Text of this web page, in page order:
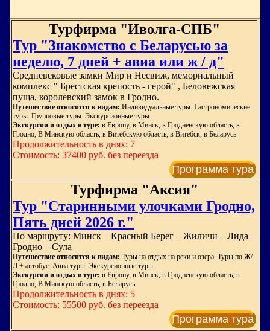
Турфирма "Иволга-СПБ"
Тур "Знакомство с Беларусью за
неделю, 7 дней + авиа или ж / д"
Средневековые замки Мир и Несвиж, мемориальный
комплекс " Брестская крепость - герой" , Беловежская
пуща, королевский замок в Гродно.
Путешествие относится к видам: Индивидуальные туры. Гастрономические
туры. Групповые туры. Экскурсионные туры.
Экскурсии и отдых в туре: в Европу, в Минск, в Гродненскую область, в
Гродно, В Минскую область, в Витебскую область, в Витебск, в Беларусь
Продолжительность в днях: 7
Стоимость: 37400 руб. без переезда
Программа тура
Турфирма "Аксия"
Тур "Старинными улочками Гродно,
Пять дней 2026 г."
По маршруту: Минск – Красный Берег – Жиличи – Лида –
Гродно – Сула
Путешествие относится к видам: Туры на отдых на реки и озера. Туры по Ж/
Д + автобус. Авиа туры. Экскурсионные туры.
Экскурсии и отдых в туре: в Европу, в Минск, в Гродненскую область, в
Гродно, В Минскую область, в Беларусь
Продолжительность в днях: 5
Стоимость: 55500 руб. без переезда
Программа тура